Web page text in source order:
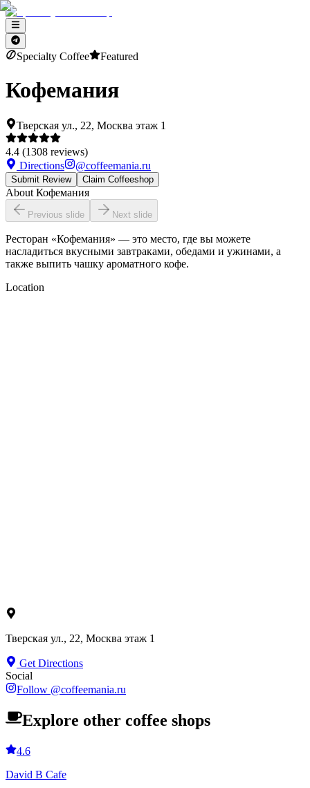
Specialty Coffee Featured
Кофемания
Тверская ул., 22, Москва этаж 1
4.4 (1308 reviews)
Directions
@coffeemania.ru
Submit Review Claim Coffeeshop
About Кофемания
Previous slide Next slide
Ресторан «Кофемания» — это место, где вы можете
насладиться вкусными завтраками, обедами и ужинами, а
также выпить чашку ароматного кофе.
Location
Тверская ул., 22, Москва этаж 1
Get Directions
Social
Follow @coffeemania.ru
Explore other coffee shops
4.6
David B Cafe